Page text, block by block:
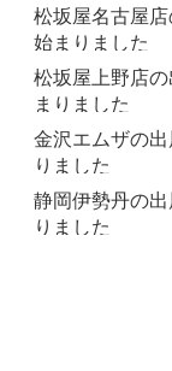
松坂屋名古屋
始まりました
松坂屋上野店
まりました
金沢エムザの出
りました
静岡伊勢丹の出
りました